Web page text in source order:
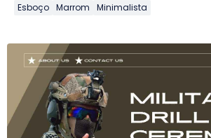
Esboço Marrom Minimalista